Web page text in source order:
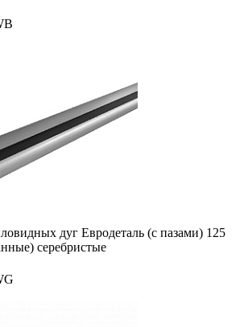
дуг Евродеталь (с пазами) 125
серебристые